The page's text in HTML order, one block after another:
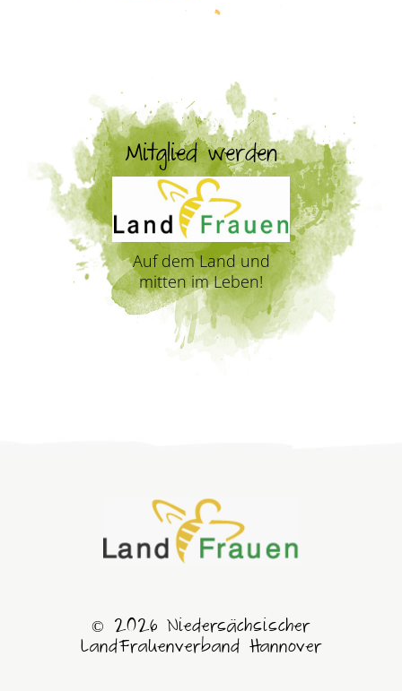
Mitglied werden
Auf dem Land und
mitten im Leben!
© 2026 Niedersächsischer
LandFrauenverband Hannover